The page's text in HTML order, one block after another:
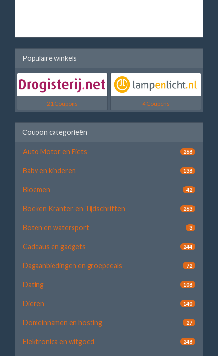
Populaire winkels
21 Coupons 4 Coupons
Coupon categorieën
Auto Motor en Fiets 268
Baby en kinderen 138
Bloemen 42
Boeken Kranten en Tijdschriften 263
Boten en watersport 3
Cadeaus en gadgets 244
Dagaanbiedingen en groepdeals 72
Dating 108
Dieren 140
Domeinnamen en hosting 27
Elektronica en witgoed 248